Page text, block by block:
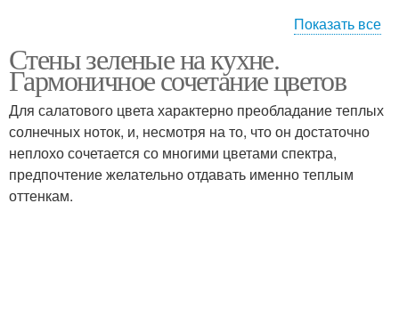
Сочетание в интерьере Обои в интерьере
Показать все
Стены зеленые на кухне.
Гармоничное сочетание цветов
Для салатового цвета характерно преобладание теплых
солнечных ноток, и, несмотря на то, что он достаточно
неплохо сочетается со многими цветами спектра,
предпочтение желательно отдавать именно теплым
оттенкам.